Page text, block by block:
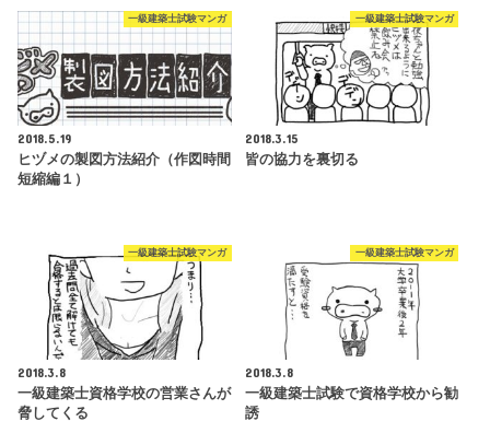
一級建築士試験マンガ
2018.5.19
ヒヅメの製図方法紹介（作図時間
短縮編１）
一級建築士試験マンガ
2018.3.15
皆の協力を裏切る
一級建築士試験マンガ
2018.3.8
一級建築士資格学校の営業さんが
脅してくる
一級建築士試験マンガ
2018.3.8
一級建築士試験で資格学校から勧
誘